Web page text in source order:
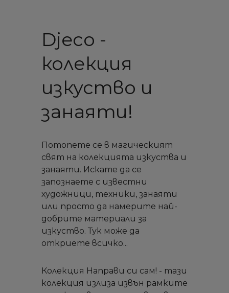
Djeco -
колекция
изкуство и
занаяти!
Потопете се в магическият
свят на колекцията изкуства и
занаяти. Искате да се
запознаете с известни
художници, техники, занаяти
или просто да намерите най-
добрите материали за
изкуство. Тук може да
откриете всичко...
Колекция Направи си сам! - тази
колекция излиза извън рамките